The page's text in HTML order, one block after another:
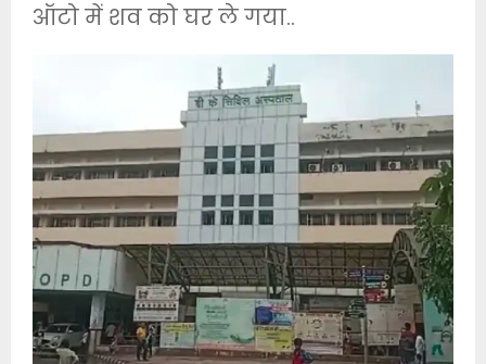
ऑटो में शव को घर ले गया..